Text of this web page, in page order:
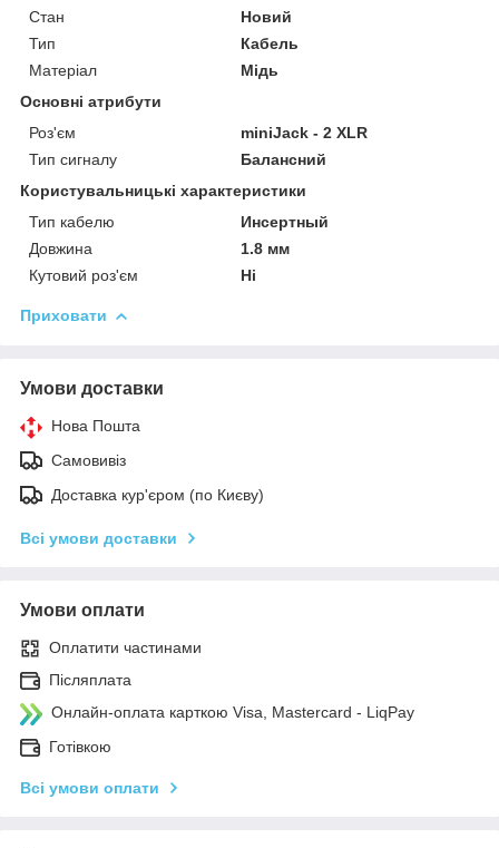
Стан
Новий
Тип
Кабель
Матеріал
Мідь
Основні атрибути
Роз'єм
miniJack - 2 XLR
Тип сигналу
Балансний
Користувальницькі характеристики
Тип кабелю
Инсертный
Довжина
1.8 мм
Кутовий роз'єм
Ні
Приховати
Умови доставки
Нова Пошта
Самовивіз
Доставка кур'єром (по Києву)
Всі умови доставки
Умови оплати
Оплатити частинами
Післяплата
Онлайн-оплата карткою Visa, Mastercard - LiqPay
Готівкою
Всі умови оплати